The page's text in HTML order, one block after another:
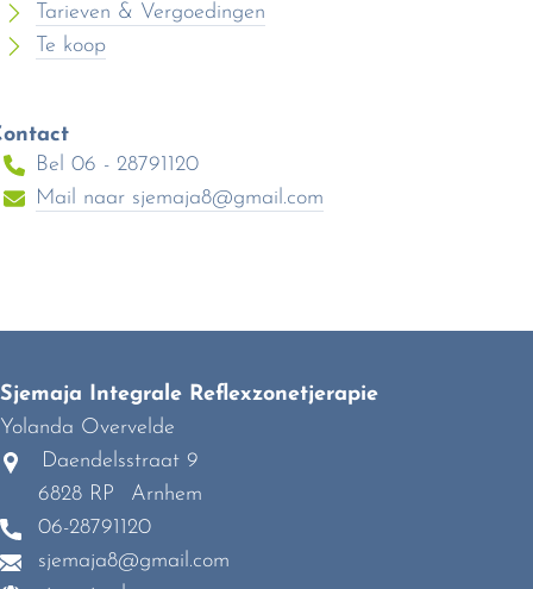
Tarieven & Vergoedingen
Te koop
Bel 06 - 28791120
Mail naar sjemaja8@gmail.com
Sjemaja Integrale Reflexzonetjerapie
Yolanda Overvelde
Daendelsstraat 9
6828 RP
Arnhem
06-28791120
sjemaja8@gmail.com